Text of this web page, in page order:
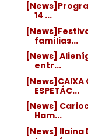
14 ...
famílias...
[News]
entr...
[News]CAIXA
ESPETÁC...
[News]
Ham...
[News]